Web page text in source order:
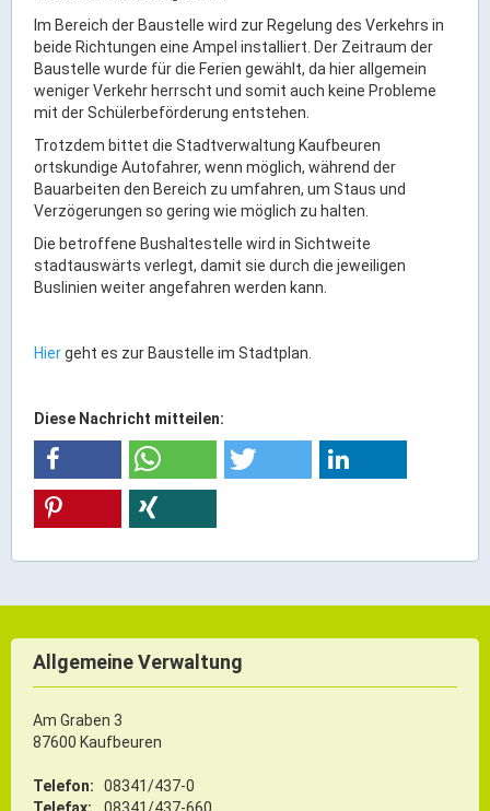
Haushaltsplan
Wahlen
Stadt & Freizeit
Bildung & Erziehung
Familie & Gleichstellung
Heiraten in Kaufbeuren
Stadtgeschichte & -teile
ÖPNV
Engagement, Ehrenamt & Vereine
Kulturgenießer
Kulturmacher
Wirtschaft & Handel
Im Bereich der Baustelle wird zur Regelung des Verkehrs in
beide Richtungen eine Ampel installiert. Der Zeitraum der
Baustelle wurde für die Ferien gewählt, da hier allgemein
weniger Verkehr herrscht und somit auch keine Probleme
mit der Schülerbeförderung entstehen.
Trotzdem bittet die Stadtverwaltung Kaufbeuren
ortskundige Autofahrer, wenn möglich, während der
Bauarbeiten den Bereich zu umfahren, um Staus und
Verzögerungen so gering wie möglich zu halten.
Die betroffene Bushaltestelle wird in Sichtweite
stadtauswärts verlegt, damit sie durch die jeweiligen
Buslinien weiter angefahren werden kann.
Hiergeht es zur Baustelle im Stadtplan.
Diese Nachricht mitteilen:
Allgemeine Verwaltung
Am Graben 3
87600 Kaufbeuren
Telefon:
08341/437-0